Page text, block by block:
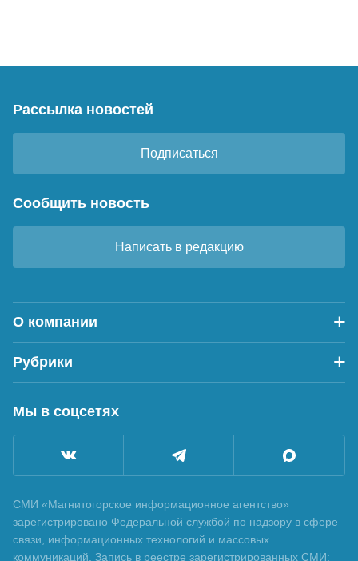
Рассылка новостей
Подписаться
Сообщить новость
Написать в редакцию
О компании
Рубрики
Мы в соцсетях
СМИ «Магнитогорское информационное агентство»
зарегистрировано Федеральной службой по надзору в сфере
связи, информационных технологий и массовых
коммуникаций. Запись в реестре зарегистрированных СМИ: